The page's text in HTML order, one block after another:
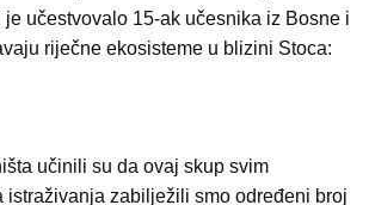
učestvovalo 15-ak učesnika iz Bosne i
riječne ekosisteme u blizini Stoca:
učinili su da ovaj skup svim
zabilježili smo određeni broj